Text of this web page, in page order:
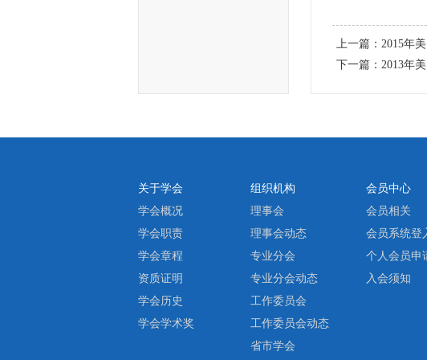
上一篇： 2015年
下一篇： 2013年
关于学会
学会概况
学会职责
学会章程
资质证明
学会历史
学会学术奖
组织机构
理事会
理事会动态
专业分会
专业分会动态
工作委员会
工作委员会动态
省市学会
会员中心
会员相关
会员系统登
个人会员申
入会须知